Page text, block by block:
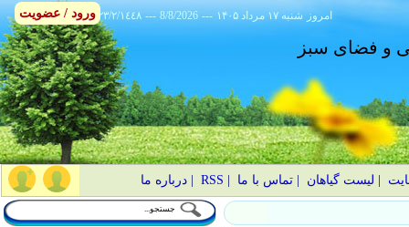
٢٣/٢/١٤٤٨ --- 8/8/2026 --- ۱۴۰۵ شنبه ۱۷ مرداد امروز
و فضای سبز
لیست گیاهان |تماس با ما RSS
|درباره ما
ورود / عضویت